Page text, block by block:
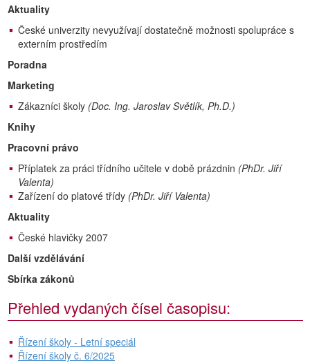
Aktuality
České univerzity nevyužívají dostatečně možnosti spolupráce s
externím prostředím
Poradna
Marketing
Zákazníci školy (Doc. Ing. Jaroslav Světlík, Ph.D.)
Knihy
Pracovní právo
Příplatek za práci třídního učitele v době prázdnin (PhDr. Jiří
Valenta)
Zařízení do platové třídy (PhDr. Jiří Valenta)
Aktuality
České hlavičky 2007
Další vzdělávání
Sbírka zákonů
Přehled vydaných čísel časopisu:
Řízení školy - Letní speciál
Řízení školy č. 6/2025